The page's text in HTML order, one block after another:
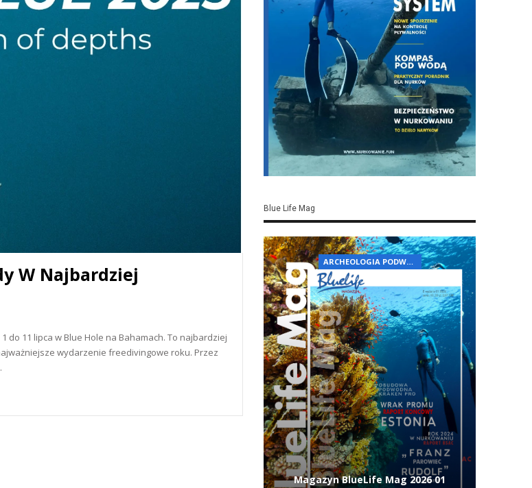
W Najbardziej
do 11 lipca w Blue Hole na Bahamach. To najbardziej
wydarzenie freedivingowe roku. Przez
Blue Life Mag
ARCHEOLOGIA PODWODNA
Magazyn BlueLife Mag 2026 01